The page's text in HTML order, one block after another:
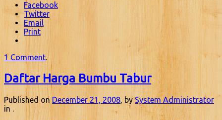
Facebook
Twitter
Email
Print
1 Comment.
Daftar Harga Bumbu Tabur
Published on December 21, 2008, by System Administrator
in .